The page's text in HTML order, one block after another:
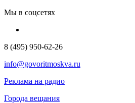
Мы в соцсетях
8 (495) 950-62-26
info@govoritmoskva.ru
Реклама на радио
Города вещания